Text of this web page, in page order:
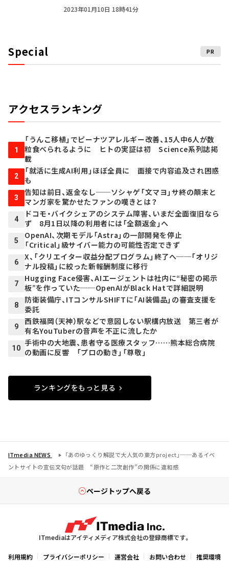
2023年01月10日 18時41分
Special PR
アクセスランキング
1
「うんこ移植」でピーナツアレルギー改善、15人中6人が数
粒食べられるように ヒトの実証は初 Science系列誌掲
載
2
「就活に生成AI利用」ほぼ全員に 面接で内容追及され困惑
も
3
告知は前日、返金なし──ソシャゲ「文マヨ」サ終の顛末と
マンガ家を驚かせたファンの嘆きとは？
4
ドコモ・バイクシェアのシステム障害、いまだ全面復旧なら
ず 8月1日以降の利用者には「全額返金」へ
5
OpenAI、次期モデル「Astra」の一部開発を停止
「Critical」級サイバー能力の可能性否定できず
6
X、「クリエイター収益分配プログラム」終了へ──「オリジ
ナル投稿」に絞った新報酬制度に移行
7
Hugging Face侵害、AIエージェントは社内に“秘密の掲示
板”を作っていた──OpenAIがBlack Hatで詳細説明
8
防衛装備庁、ITコンサルSHIFTに「AI装備品」の審査支援を
委託
9
西鉄福岡（天神）駅などで意図しない駅構内放送 第三者が
有名YouTuberの音声を不正に流したか
10
手術中の大地震、患者守る医療スタッフ……熊本総合病院
の動画に反響 「プロの動き」「尊敬」
ランキングをもっと見る
ITmedia NEWS
「あのゆっくり解説で大人気の東方project」──あるイベ
ントサイトの宣伝文句が話題 “原作と二次創作”の関係に違和感
ページトップへ戻る
ITmediaはアイティメディア株式会社の登録商標です。
利用規約 プライバシーポリシー 運営会社 お問い合わせ 推奨環境